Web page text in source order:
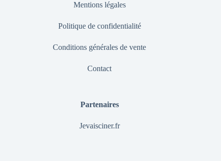
Mentions légales
Politique de confidentialité
Conditions générales de vente
Contact
Partenaires
Jevaisciner.fr